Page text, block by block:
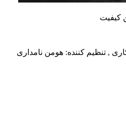
کیفیت
, تنظیم کننده: هومن نامداری